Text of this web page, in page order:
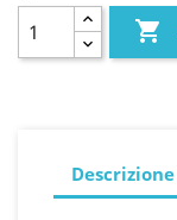

Descrizione